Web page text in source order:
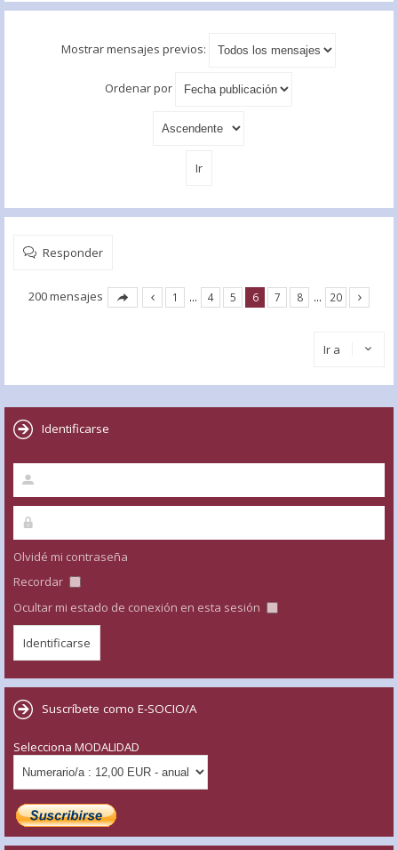
Mostrar mensajes previos:
Ordenar por
Responder
200 mensajes 1 … 4 5 6 7 8 … 20
Ir a
Identificarse
Olvidé mi contraseña
Recordar
Ocultar mi estado de conexión en esta sesión
Suscríbete como E-SOCIO/A
Selecciona MODALIDAD